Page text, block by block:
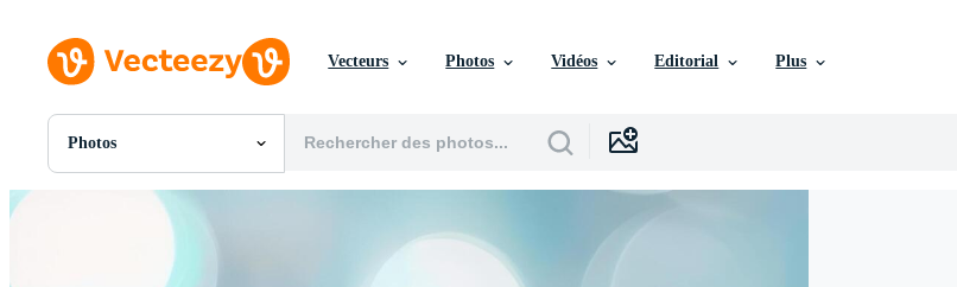
Vecteurs Photos Vidéos Editorial Plus
Photos
Toutes Images